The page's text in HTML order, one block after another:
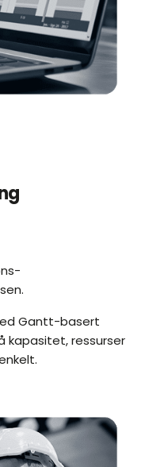
Gantt-basert
kapasitet, ressurser